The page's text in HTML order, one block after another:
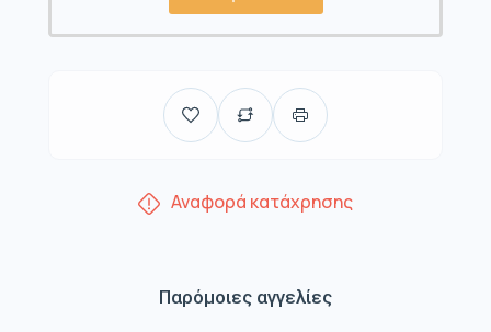
Αναφορά κατάχρησης
Παρόμοιες αγγελίες